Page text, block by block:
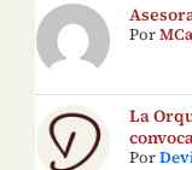
Por
La
Por